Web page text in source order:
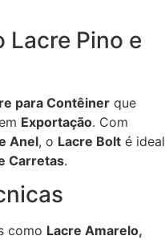
Lacre Pino e
para Contêiner que
Exportação. Com
Anel, o Lacre Bolt é ideal
Carretas.
como Lacre Amarelo,